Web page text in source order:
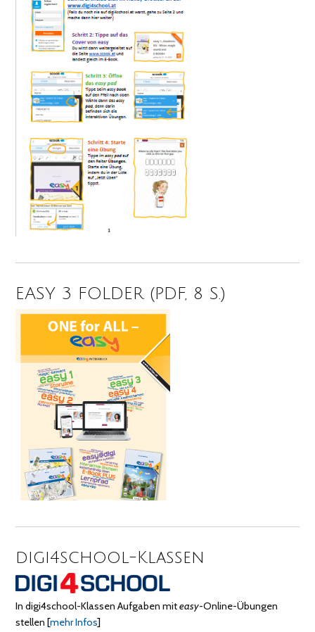
EASY 3 FOLDER (PDF, 8 S.)
digi4school-Klassen
In digi4school-Klassen Aufgaben miteasy-Online-Übungen
stellen [mehr Infos]